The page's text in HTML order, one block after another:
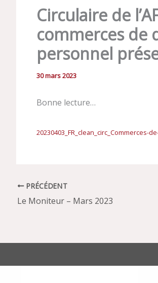
Circulaire de
commerces de
personnel
30 mars 2023
Bonne lecture…
20230403_FR_clean_circ_Commerces-
PRÉCÉDENT
Le Moniteur – Mars 2023